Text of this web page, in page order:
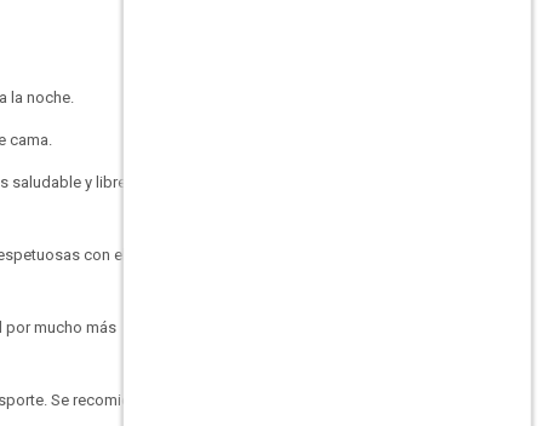
la noche.
cama.
saludable y libre de
con el
por mucho más
Se recomienda